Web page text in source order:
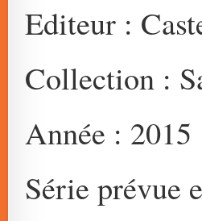
Editeur :
Collection :
Année : 2015
Série prévue